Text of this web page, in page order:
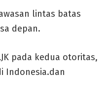
lintas batas
depan.
pada kedua otoritas,
Indonesia.dan